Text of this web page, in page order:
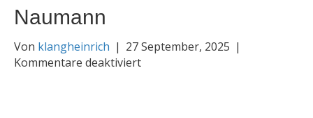
Naumann
Von klangheinrich | 27 September, 2025 |
Kommentare deaktiviertfür